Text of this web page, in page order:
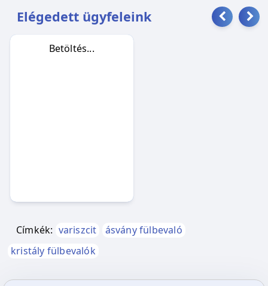
Elégedett ügyfeleink
Betöltés...
Címkék: variszcit
ásvány fülbevaló
kristály fülbevalók